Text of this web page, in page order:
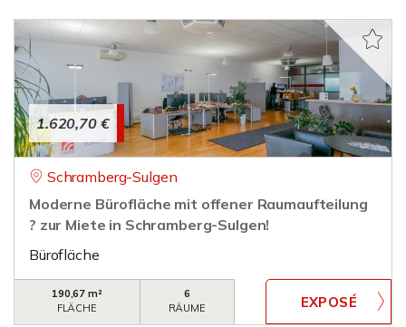
1.620,70 €
Schramberg-Sulgen
Moderne Bürofläche mit offener Raumaufteilung
? zur Miete in Schramberg-Sulgen!
Bürofläche
190,67 m²
FLÄCHE
6
RÄUME